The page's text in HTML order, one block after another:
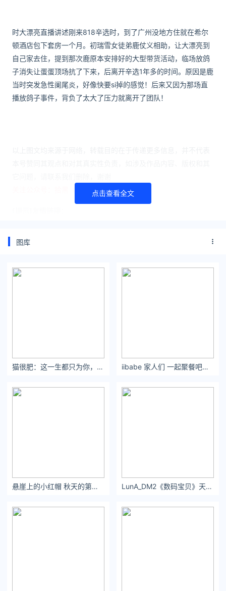
时大漂亮直播讲述刚来818辛选时，到了广州没地方住就在希尔
顿酒店包下套房一个月。 初瑞雪女徒弟鹿仗义相助，让大漂亮到
自己家去住，提到那次鹿原本安排好的大型带货活动，临场放鸽
子消失让蛋蛋顶场抗了下来，后离开辛选1年多的时间。 原因是鹿
当时突发急性阑尾炎，好像快要si掉的感觉！ 后来又因为那场直
播放鸽子事件，背负了太大了压力就离开了团队！
关注公众号：拾黑（shiheibook）了解更多
盘点娱乐资讯黑料不打烊：https://www.ijiandao.cn/
点击查看全文
图库
猫很肥：这一生都只为你，情愿为你画地为牢，我在牢里慢慢变老，还给你看我幸福的笑。 iibabe 家人们 一起聚餐吧…
悬崖上的小红帽 秋天的第一条裙子 2南京·金奥费尔蒙公寓 ​​​​ LunA_DM2《数码宝贝》天女兽：肉感身材很吸睛